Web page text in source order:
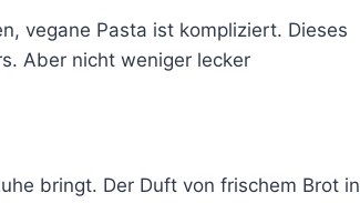
vegane Pasta ist kompliziert. Dieses
Aber nicht weniger lecker
bringt. Der Duft von frischem Brot in